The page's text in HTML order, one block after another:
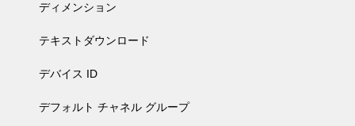
ディメンション
テキストダウンロード
デバイス ID
デフォルト チャネル グループ